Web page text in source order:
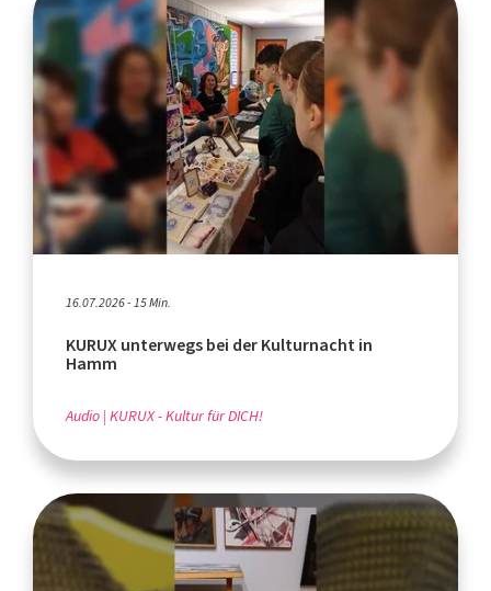
16.07.2026 - 15 Min.
KURUX unterwegs bei der Kulturnacht in
Hamm
Audio KURUX - Kultur für DICH!